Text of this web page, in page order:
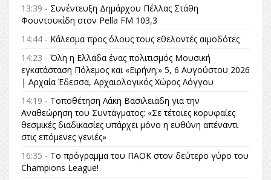
13:39 - Συνέντευξη Δημάρχου Πέλλας Στάθη
Φουντουκίδη στον Pella FM 103,3
14:44 - Κάλεσμα προς όλους τους εθελοντές αιμοδότες
14:23 - Όλη η Ελλάδα ένας πολιτισμός Μουσική
εγκατάσταση Πόλεμος και «Ειρήνη;» 5, 6 Αυγούστου 2026
| Αρχαία Έδεσσα, Αρχαιολογικός Χώρος Λόγγου
14:19 - Τοποθέτηση Λάκη Βασιλειάδη για την
Αναθεώρηση του Συντάγματος: «Σε τέτοιες κορυφαίες
θεσμικές διαδικασίες υπάρχει μόνο η ευθύνη απέναντι
στις επόμενες γενιές»
16:35 - Το πρόγραμμα του ΠΑΟΚ στον δεύτερο γύρο του
Champions League!